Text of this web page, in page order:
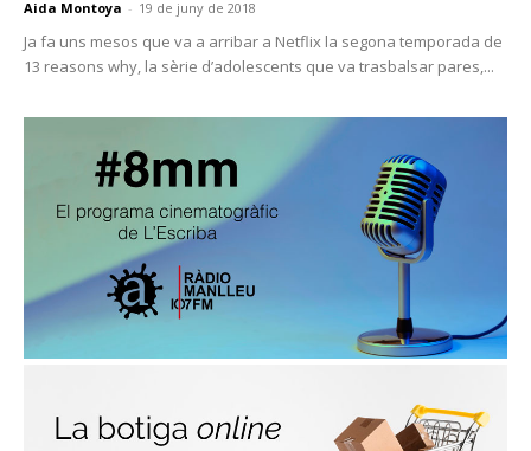
Aida Montoya - 19 de juny de 2018
Ja fa uns mesos que va a arribar a Netflix la segona temporada de
13 reasons why, la sèrie d’adolescents que va trasbalsar pares,...